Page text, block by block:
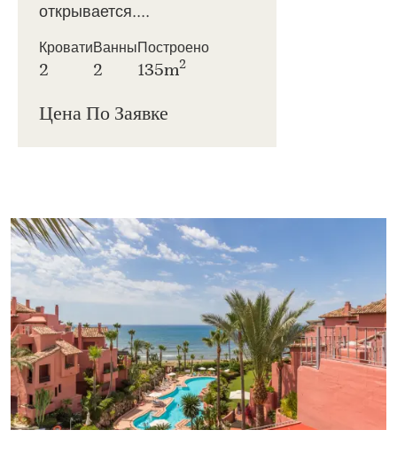
открывается....
Кровати
2
Ванны
2
Построено
135m2
Цена По Заявке